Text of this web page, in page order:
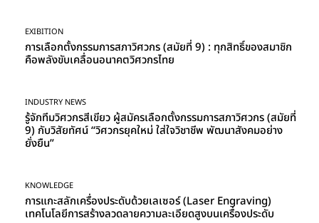
EXIBITION
การเลือกตั้งกรรมการสภาวิศวกร (สมัยที่ 9) : ทุกสิทธิ์ของสมาชิก
คือพลังขับเคลื่อนอนาคตวิศวกรไทย
INDUSTRY NEWS
รู้จักทีมวิศวกรสีเขียว ผู้สมัครเลือกตั้งกรรมการสภาวิศวกร (สมัยที่
9) กับวิสัยทัศน์ “วิศวกรยุคใหม่ ใส่ใจวิชาชีพ พัฒนาสังคมอย่าง
ยั่งยืน”
KNOWLEDGE
การแกะสลักเครื่องประดับด้วยเลเซอร์ (Laser Engraving)
เทคโนโลยีการสร้างลวดลายความละเอียดสูงบนเครื่องประดับ